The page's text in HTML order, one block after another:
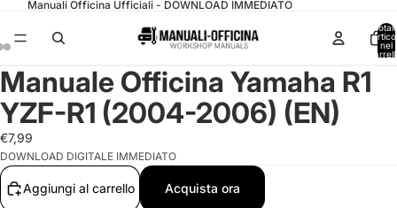
Manuali Officina Ufficiali - DOWNLOAD IMMEDIATO
nel
Manuale Officina Yamaha R1
YZF-R1 (2004-2006) (EN)
€7,99
DOWNLOAD DIGITALE IMMEDIATO
Aggiungi al carrello Acquista ora